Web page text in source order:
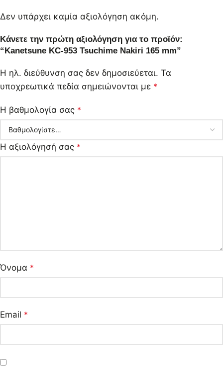
Δεν υπάρχει καμία αξιολόγηση ακόμη.
Κάνετε την πρώτη αξιολόγηση για το προϊόν:
“Kanetsune KC-953 Tsuchime Nakiri 165 mm”
Η ηλ. διεύθυνση σας δεν δημοσιεύεται. Τα
υποχρεωτικά πεδία σημειώνονται με *
Η βαθμολογία σας *
Η αξιολόγησή σας *
Όνομα *
Email *